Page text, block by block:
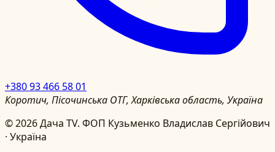
+380 93 466 58 01
Коротич, Пісочинська ОТГ, Харківська область, Україна
©2026Дача TV. ФОП Кузьменко Владислав Сергійович
· Україна